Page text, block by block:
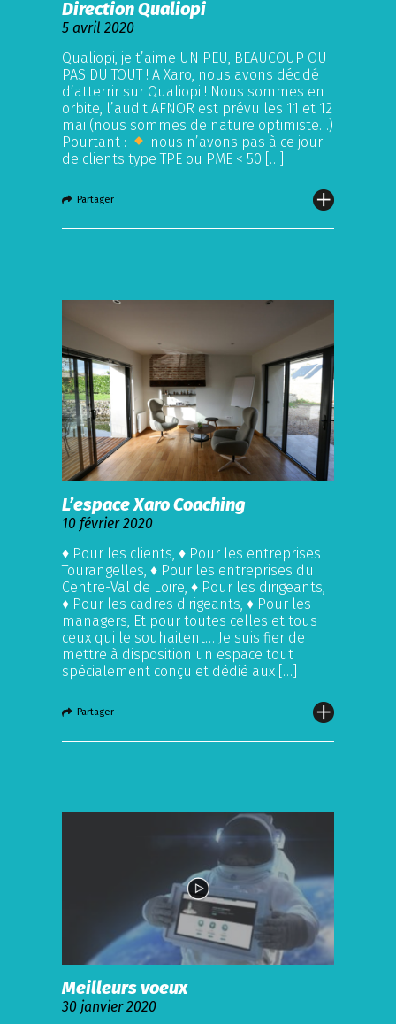
Direction Qualiopi
5 avril 2020
Qualiopi, je t’aime UN PEU, BEAUCOUP OU
PAS DU TOUT ! A Xaro, nous avons décidé
d’atterrir sur Qualiopi ! Nous sommes en
orbite, l’audit AFNOR est prévu les 11 et 12
mai (nous sommes de nature optimiste…)
Pourtant :
nous n’avons pas à ce jour
de clients type TPE ou PME < 50 […]
Partager
L’espace Xaro Coaching
10 février 2020
♦ Pour les clients, ♦ Pour les entreprises
Tourangelles, ♦ Pour les entreprises du
Centre-Val de Loire, ♦ Pour les dirigeants,
♦ Pour les cadres dirigeants, ♦ Pour les
managers, Et pour toutes celles et tous
ceux qui le souhaitent… Je suis fier de
mettre à disposition un espace tout
spécialement conçu et dédié aux […]
Partager
Meilleurs voeux
30 janvier 2020